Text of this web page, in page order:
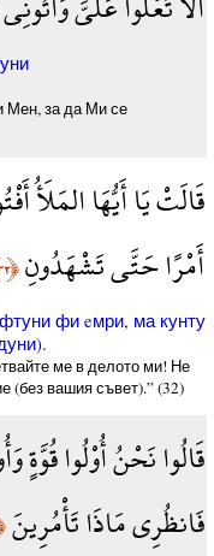
Мен, за да Ми се
قَالَتْ يَا أَيُّهَا
أَمْرًا حَتَّى تَشْهَدُونِ﴿٣٢﴾
фи eмри, ма кунту
ме в делото ми! Не
(без вашия съвет).” (32)
قَالُوا نَحْنُ أُوْلُوا
فَانظُرِي مَاذَا تَأْمُرِينَ